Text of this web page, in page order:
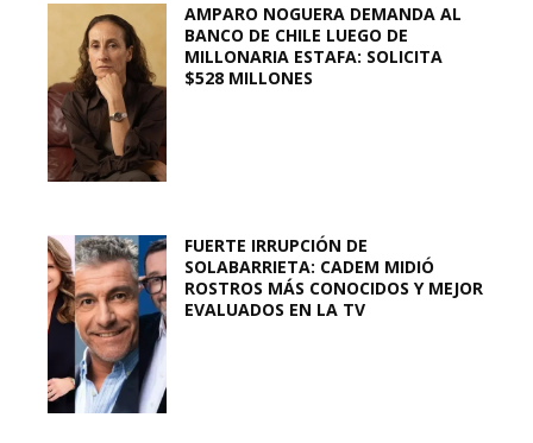
AMPARO NOGUERA DEMANDA AL
BANCO DE CHILE LUEGO DE
MILLONARIA ESTAFA: SOLICITA
$528 MILLONES
FUERTE IRRUPCIÓN DE
SOLABARRIETA: CADEM MIDIÓ
ROSTROS MÁS CONOCIDOS Y MEJOR
EVALUADOS EN LA TV